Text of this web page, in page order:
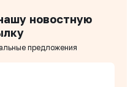
новостную
предложения